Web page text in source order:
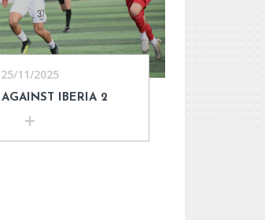
25/11/2025
AGAINST IBERIA 2